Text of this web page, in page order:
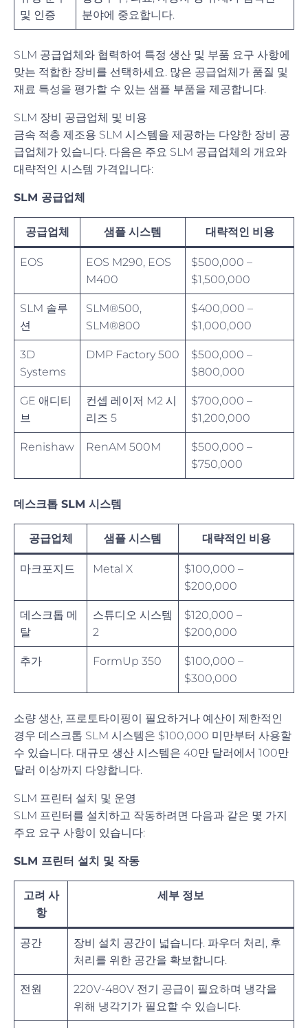
및 인증
분야에 중요합니다.
SLM 공급업체와 협력하여 특정 생산 및 부품 요구 사항에
맞는 적합한 장비를 선택하세요. 많은 공급업체가 품질 및
재료 특성을 평가할 수 있는 샘플 부품을 제공합니다.
SLM 장비 공급업체 및 비용
금속 적층 제조용 SLM 시스템을 제공하는 다양한 장비 공
급업체가 있습니다. 다음은 주요 SLM 공급업체의 개요와
대략적인 시스템 가격입니다:
SLM 공급업체
공급업체 샘플 시스템 대략적인 비용
EOS
EOS M290, EOS
M400
$500,000 –
$1,500,000
SLM 솔루
션
SLM®500,
SLM®800
$400,000 –
$1,000,000
3D
Systems
DMP Factory 500
$500,000 –
$800,000
GE 애디티
브
컨셉 레이저 M2 시
리즈 5
$700,000 –
$1,200,000
Renishaw RenAM 500M
$500,000 –
$750,000
데스크톱 SLM 시스템
공급업체 샘플 시스템 대략적인 비용
마크포지드 Metal X
$100,000 –
$200,000
데스크톱 메
탈
스튜디오 시스템
2
$120,000 –
$200,000
추가 FormUp 350
$100,000 –
$300,000
소량 생산, 프로토타이핑이 필요하거나 예산이 제한적인
경우 데스크톱 SLM 시스템은 $100,000 미만부터 사용할
수 있습니다. 대규모 생산 시스템은 40만 달러에서 100만
달러 이상까지 다양합니다.
SLM 프린터 설치 및 운영
SLM 프린터를 설치하고 작동하려면 다음과 같은 몇 가지
주요 요구 사항이 있습니다:
SLM 프린터 설치 및 작동
고려 사
항
세부 정보
공간
장비 설치 공간이 넓습니다. 파우더 처리, 후
처리를 위한 공간을 확보합니다.
전원
220V-480V 전기 공급이 필요하며 냉각을
위해 냉각기가 필요할 수 있습니다.